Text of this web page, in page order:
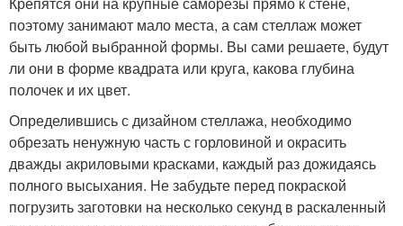
поэтому занимают мало места, а сам стеллаж может
быть любой выбранной формы. Вы сами решаете, будут
ли они в форме квадрата или круга, какова глубина
полочек и их цвет.
Определившись с дизайном стеллажа, необходимо
обрезать ненужную часть с горловиной и окрасить
дважды акриловыми красками, каждый раз дожидаясь
полного высыхания. Не забудьте перед покраской
погрузить заготовки на несколько секунд в раскаленный